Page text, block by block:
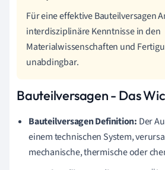
Für eine effektive Bauteilversagen
interdisziplinäre Kenntnisse in den
Materialwissenschaften und
unabdingbar.
Bauteilversagen - Das
Bauteilversagen Definition: Der
einem technischen System,
mechanische, thermische oder